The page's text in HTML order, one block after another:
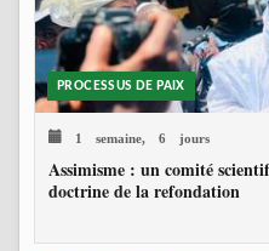
PROCESSUS DE PAIX
1 semaine, 6 jours
Assimisme : un comité
doctrine de la refondation